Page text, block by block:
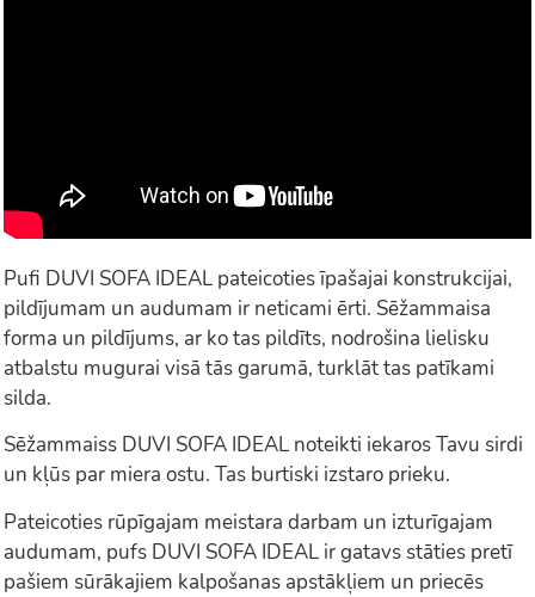
Pufi DUVI SOFA IDEAL pateicoties īpašajai konstrukcijai,
pildījumam un audumam ir neticami ērti. Sēžammaisa
forma un pildījums, ar ko tas pildīts, nodrošina lielisku
atbalstu mugurai visā tās garumā, turklāt tas patīkami
silda.
Sēžammaiss DUVI SOFA IDEAL noteikti iekaros Tavu sirdi
un kļūs par miera ostu. Tas burtiski izstaro prieku.
Pateicoties rūpīgajam meistara darbam un izturīgajam
audumam, pufs DUVI SOFA IDEAL ir gatavs stāties pretī
pašiem sūrākajiem kalpošanas apstākļiem un priecēs